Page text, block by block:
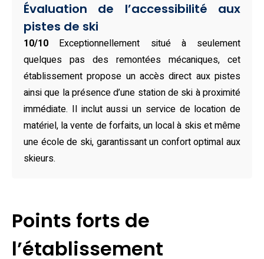
Aménagé avec soin, cet appartement au pied des pistes
peut accueillir jusqu’à 8 personnes grâce à ses 3
chambres, deux salles de bains spacieuses, un salon
raffiné avec cheminée et un canapé convertible. Sa cuisine
tout équipée, au design moderne, ravira les amateurs de
gastronomie en famille ou entre amis. L’espace bien-être
de la résidence, librement accessible, comprend piscine
intérieure/extérieure, hammam, sauna, salle de sport et
jacuzzi extérieur, promettant de doux instants de détente
après une journée bien remplie. Le standing de
Wi-Fi haut débit, les prestations hôtelières incluses et le
stationnement privé sécurisé au sein de la résidence.
Évaluation de l’accessibilité aux
pistes de ski
10/10
Exceptionnellement situé à seulement
quelques pas des remontées mécaniques, cet
établissement propose un accès direct aux pistes
ainsi que la présence d’une station de ski à proximité
immédiate. Il inclut aussi un service de location de
matériel, la vente de forfaits, un local à skis et même
une école de ski, garantissant un confort optimal aux
skieurs.
Points forts de
l’établissement